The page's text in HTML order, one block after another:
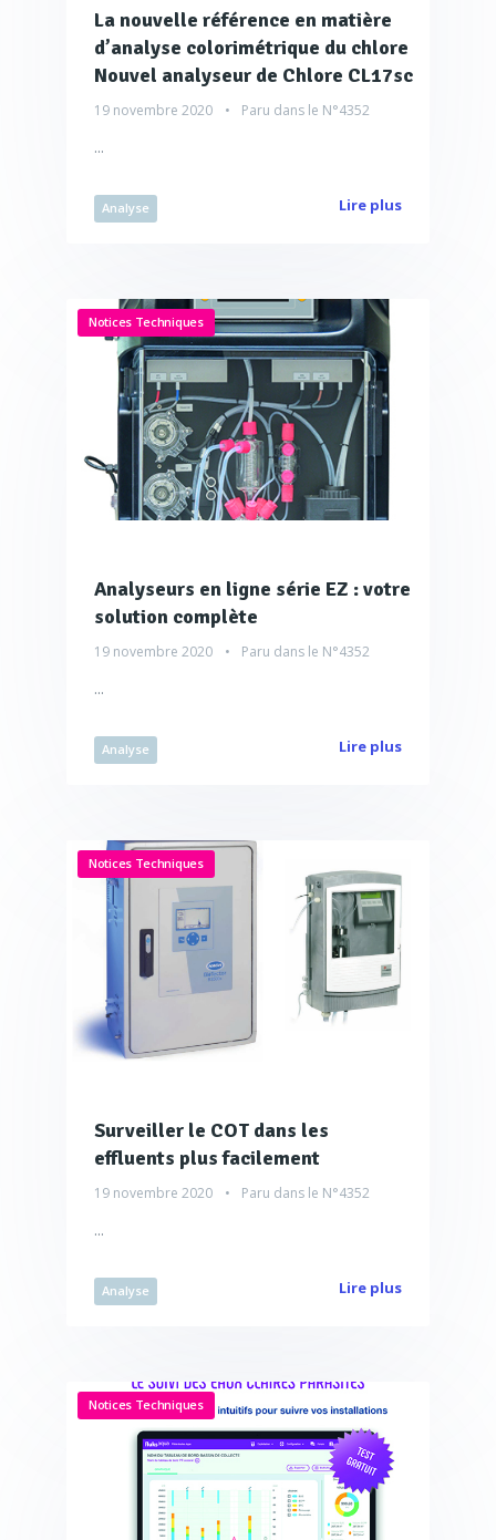
La nouvelle référence en matière
d’analyse colorimétrique du chlore
Nouvel analyseur de Chlore CL17sc
19 novembre 2020 Paru dans le N°4352
...
Analyse Lire plus
Notices Techniques
Analyseurs en ligne série EZ : votre
solution complète
19 novembre 2020 Paru dans le N°4352
...
Analyse Lire plus
Notices Techniques
Surveiller le COT dans les
effluents plus facilement
19 novembre 2020 Paru dans le N°4352
...
Analyse Lire plus
Notices Techniques